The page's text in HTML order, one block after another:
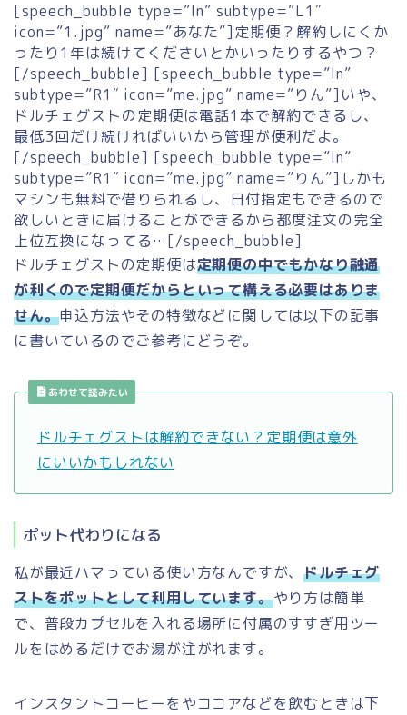
[speech_bubble type=”ln” subtype=”L1″
icon=”1.jpg” name=”あなた”]定期便？解約しにくか
ったり1年は続けてくださいとかいったりするやつ？
[/speech_bubble] [speech_bubble type=”ln”
subtype=”R1″ icon=”me.jpg” name=”りん”]いや、
ドルチェグストの定期便は電話1本で解約できるし、
最低3回だけ続ければいいから管理が便利だよ。
[/speech_bubble] [speech_bubble type=”ln”
subtype=”R1″ icon=”me.jpg” name=”りん”]しかも
マシンも無料で借りられるし、日付指定もできるので
欲しいときに届けることができるから都度注文の完全
上位互換になってる…[/speech_bubble]
ドルチェグストの定期便は定期便の中でもかなり融通
が利くので定期便だからといって構える必要はありま
せん。申込方法やその特徴などに関しては以下の記事
に書いているのでご参考にどうぞ。
あわせて読みたい
ドルチェグストは解約できない？定期便は意外
にいいかもしれない
ポット代わりになる
私が最近ハマっている使い方なんですが、ドルチェグ
ストをポットとして利用しています。やり方は簡単
で、普段カプセルを入れる場所に付属のすすぎ用ツー
ルをはめるだけでお湯が注がれます。
インスタントコーヒーをやココアなどを飲むときは下